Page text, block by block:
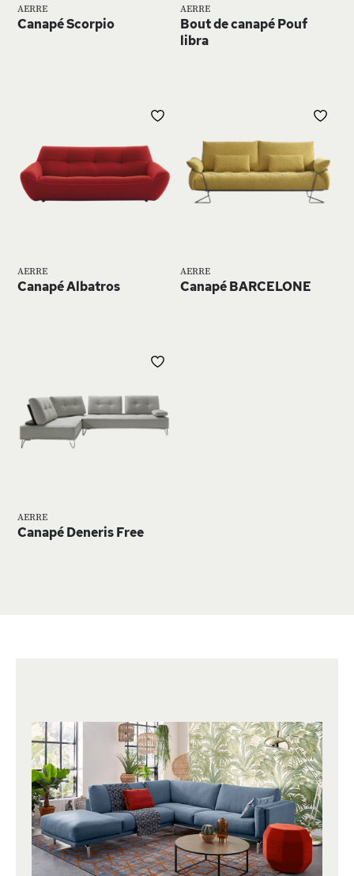
AERRE
Canapé Scorpio
AERRE
Bout de canapé Pouf
libra
AERRE
Canapé Albatros
MA
LISTE
AERRE
Canapé BARCELONE
MA
AERRE
Canapé Deneris Free
MA